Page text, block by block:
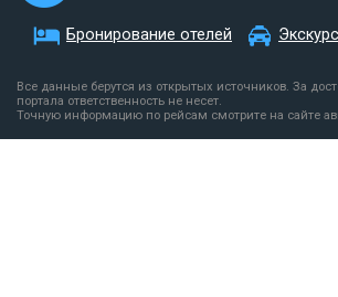
Бронирование отелей
Все данные берутся из открытых источников. За
портала ответственность не несет.
Точную информацию по рейсам смотрите на сайте